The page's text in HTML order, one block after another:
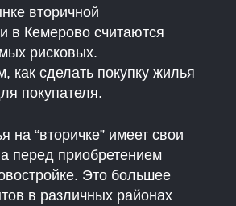
вторичной
в Кемерово считаются
рисковых.
как сделать покупку жилья
покупателя.
на “вторичке” имеет свои
перед приобретением
Это большее
в различных районах